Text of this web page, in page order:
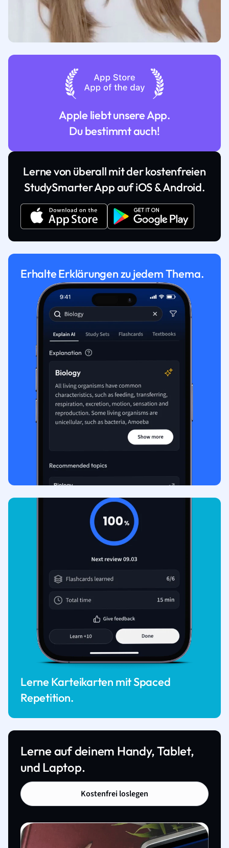
Apple liebt unsere App.
Du bestimmt auch!
Lerne von überall mit der kostenfreien
StudySmarter App auf iOS & Android.
Erhalte Erklärungen zu jedem Thema.
Lerne Karteikarten mit Spaced
Repetition.
Lerne auf deinem Handy, Tablet,
und Laptop.
Kostenfrei loslegen